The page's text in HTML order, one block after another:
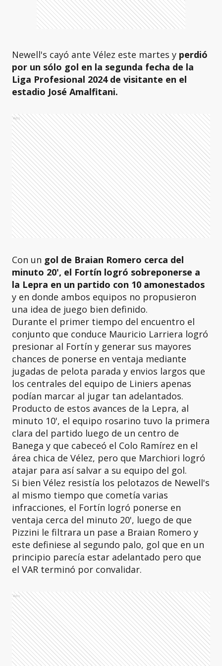
Newell's cayó ante Vélez este martes y perdió
por un sólo gol en la segunda fecha de la
Liga Profesional 2024 de visitante en el
estadio José Amalfitani.
Ads
Con un gol de Braian Romero cerca del
minuto 20', el Fortín logró sobreponerse a
la Lepra en un partido con 10 amonestados
y en donde ambos equipos no propusieron
una idea de juego bien definido.
Durante el primer tiempo del encuentro el
conjunto que conduce Mauricio Larriera logró
presionar al Fortín y generar sus mayores
chances de ponerse en ventaja mediante
jugadas de pelota parada y envios largos que
los centrales del equipo de Liniers apenas
podían marcar al jugar tan adelantados.
Producto de estos avances de la Lepra, al
minuto 10', el equipo rosarino tuvo la primera
clara del partido luego de un centro de
Banega y que cabeceó el Colo Ramírez en el
área chica de Vélez, pero que Marchiori logró
atajar para así salvar a su equipo del gol.
Si bien Vélez resistía los pelotazos de Newell's
al mismo tiempo que cometía varias
infracciones, el Fortín logró ponerse en
ventaja cerca del minuto 20', luego de que
Pizzini le filtrara un pase a Braian Romero y
este definiese al segundo palo, gol que en un
principio parecía estar adelantado pero que
el VAR terminó por convalidar.
Ads